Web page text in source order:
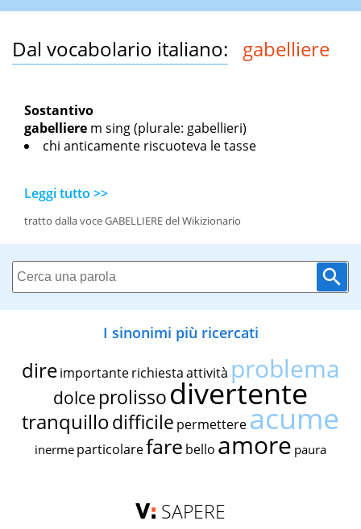
Dal vocabolario italiano: gabelliere
Sostantivo
gabelliere m sing(plurale: gabellieri)
chi anticamente riscuoteva le tasse
Leggi tutto >>
tratto dalla voce GABELLIERE del Wikizionario
I sinonimi più ricercati
dire importante richiestaattività problema
dolce prolissodivertente
tranquillodifficile permettereacume
inerme particolarefare bello amore paura
SAPERE